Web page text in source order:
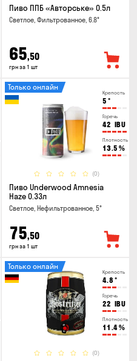
Пиво ППБ «Авторське» 0.5л
Светлое, Фильтрованное, 6.8°
65,50
грн за 1 шт
Крепость
5 °
Горечь
42 IBU
Плотность
13.5 %
(0)
Только онлайн
Пиво Underwood Amnesia
Haze 0.33л
Светлое, Нефильтрованное, 5°
75,50
грн за 1 шт
Крепость
4.8 °
Горечь
22 IBU
Плотность
11.4%
(0)
Только онлайн